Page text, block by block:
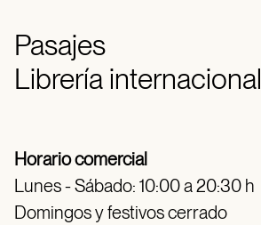
Pasajes
Librería internacional
Horario comercial
Lunes - Sábado: 10:00 a 20:30 h
Domingos y festivos cerrado